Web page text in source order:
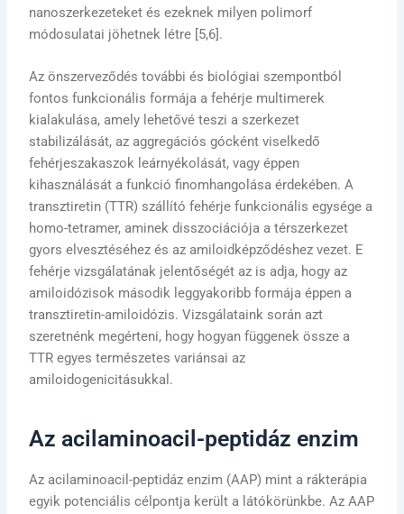
nanoszerkezeteket és ezeknek milyen polimorf
módosulatai jöhetnek létre [5,6].
Az önszerveződés további és biológiai szempontból
fontos funkcionális formája a fehérje multimerek
kialakulása, amely lehetővé teszi a szerkezet
stabilizálását, az aggregációs gócként viselkedő
fehérjeszakaszok leárnyékolását, vagy éppen
kihasználását a funkció finomhangolása érdekében. A
transztiretin (TTR) szállító fehérje funkcionális egysége a
homo-tetramer, aminek disszociációja a térszerkezet
gyors elvesztéséhez és az amiloidképződéshez vezet. E
fehérje vizsgálatának jelentőségét az is adja, hogy az
amiloidózisok második leggyakoribb formája éppen a
transztiretin-amiloidózis. Vizsgálataink során azt
szeretnénk megérteni, hogy hogyan függenek össze a
TTR egyes természetes variánsai az
amiloidogenicitásukkal.
Az acilaminoacil-peptidáz enzim
Az acilaminoacil-peptidáz enzim (AAP) mint a rákterápia
egyik potenciális célpontja került a látókörünkbe. Az AAP